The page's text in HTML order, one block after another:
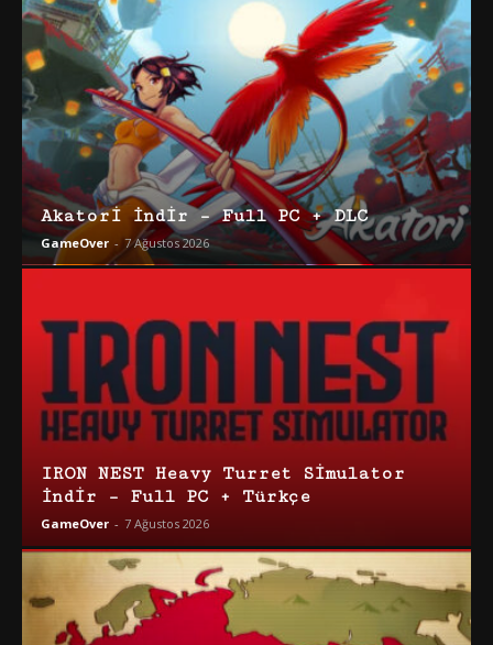
Akatori İndir – Full PC + DLC
GameOver - 7 Ağustos 2026
IRON NEST Heavy Turret Simulator
İndir – Full PC + Türkçe
GameOver - 7 Ağustos 2026